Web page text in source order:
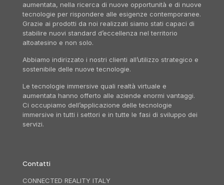
aumentata, nella ricerca di nuove opportunità e di nuove
tecnologie per rispondere alle esigenze contemporanee.
Grazie ai prodotti da noi realizzati siamo stati capaci di
stabilire nuovi standard d’eccellenza nel territorio
altoatesino e non solo.
Abbiamo indirizzato i nostri clienti all’utilizzo strategico e
sostenibile delle nuove tecnologie.
Le tecnologie immersive quali realtà virtuale e
aumentata hanno offerto alle aziende enormi vantaggi.
Ci occupiamo dell’applicazione delle tecnologie
immersive in tutti i settori e in tutte le fasi di sviluppo dei
servizi.
Contatti
CONNECTED REALITY ITALY